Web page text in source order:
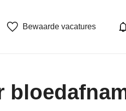
Bewaarde vacatures